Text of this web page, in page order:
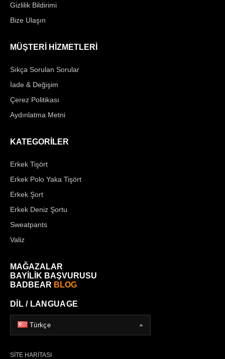
Gizlilik Bildirimi
Bize Ulaşın
MÜŞTERİ HİZMETLERİ
Sıkça Sorulan Sorular
İade & Değişim
Çerez Politikası
Aydınlatma Metni
KATEGORİLER
Erkek Tişört
Erkek Polo Yaka Tişört
Erkek Şort
Erkek Deniz Şortu
Sweatpants
Valiz
MAĞAZALAR
BAYİLİK BAŞVURUSU
BADBEAR BLOG
DİL / LANGUAGE
Türkçe
SİTE HARİTASI